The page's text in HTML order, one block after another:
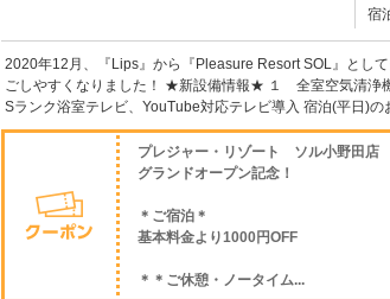
宿
2020年12月、『Lips』から『Pleasure Resort SOL』とし
ごしやすくなりました！ ★新設備情報★ １ 全室空気清浄
Sランク浴室テレビ、YouTube対応テレビ導入 宿泊(平日)
プレジャー・リゾート ソル小野田店
グランドオープン記念！
＊ご宿泊＊
基本料金より1000円OFF
＊＊ご休憩・ノータイム...